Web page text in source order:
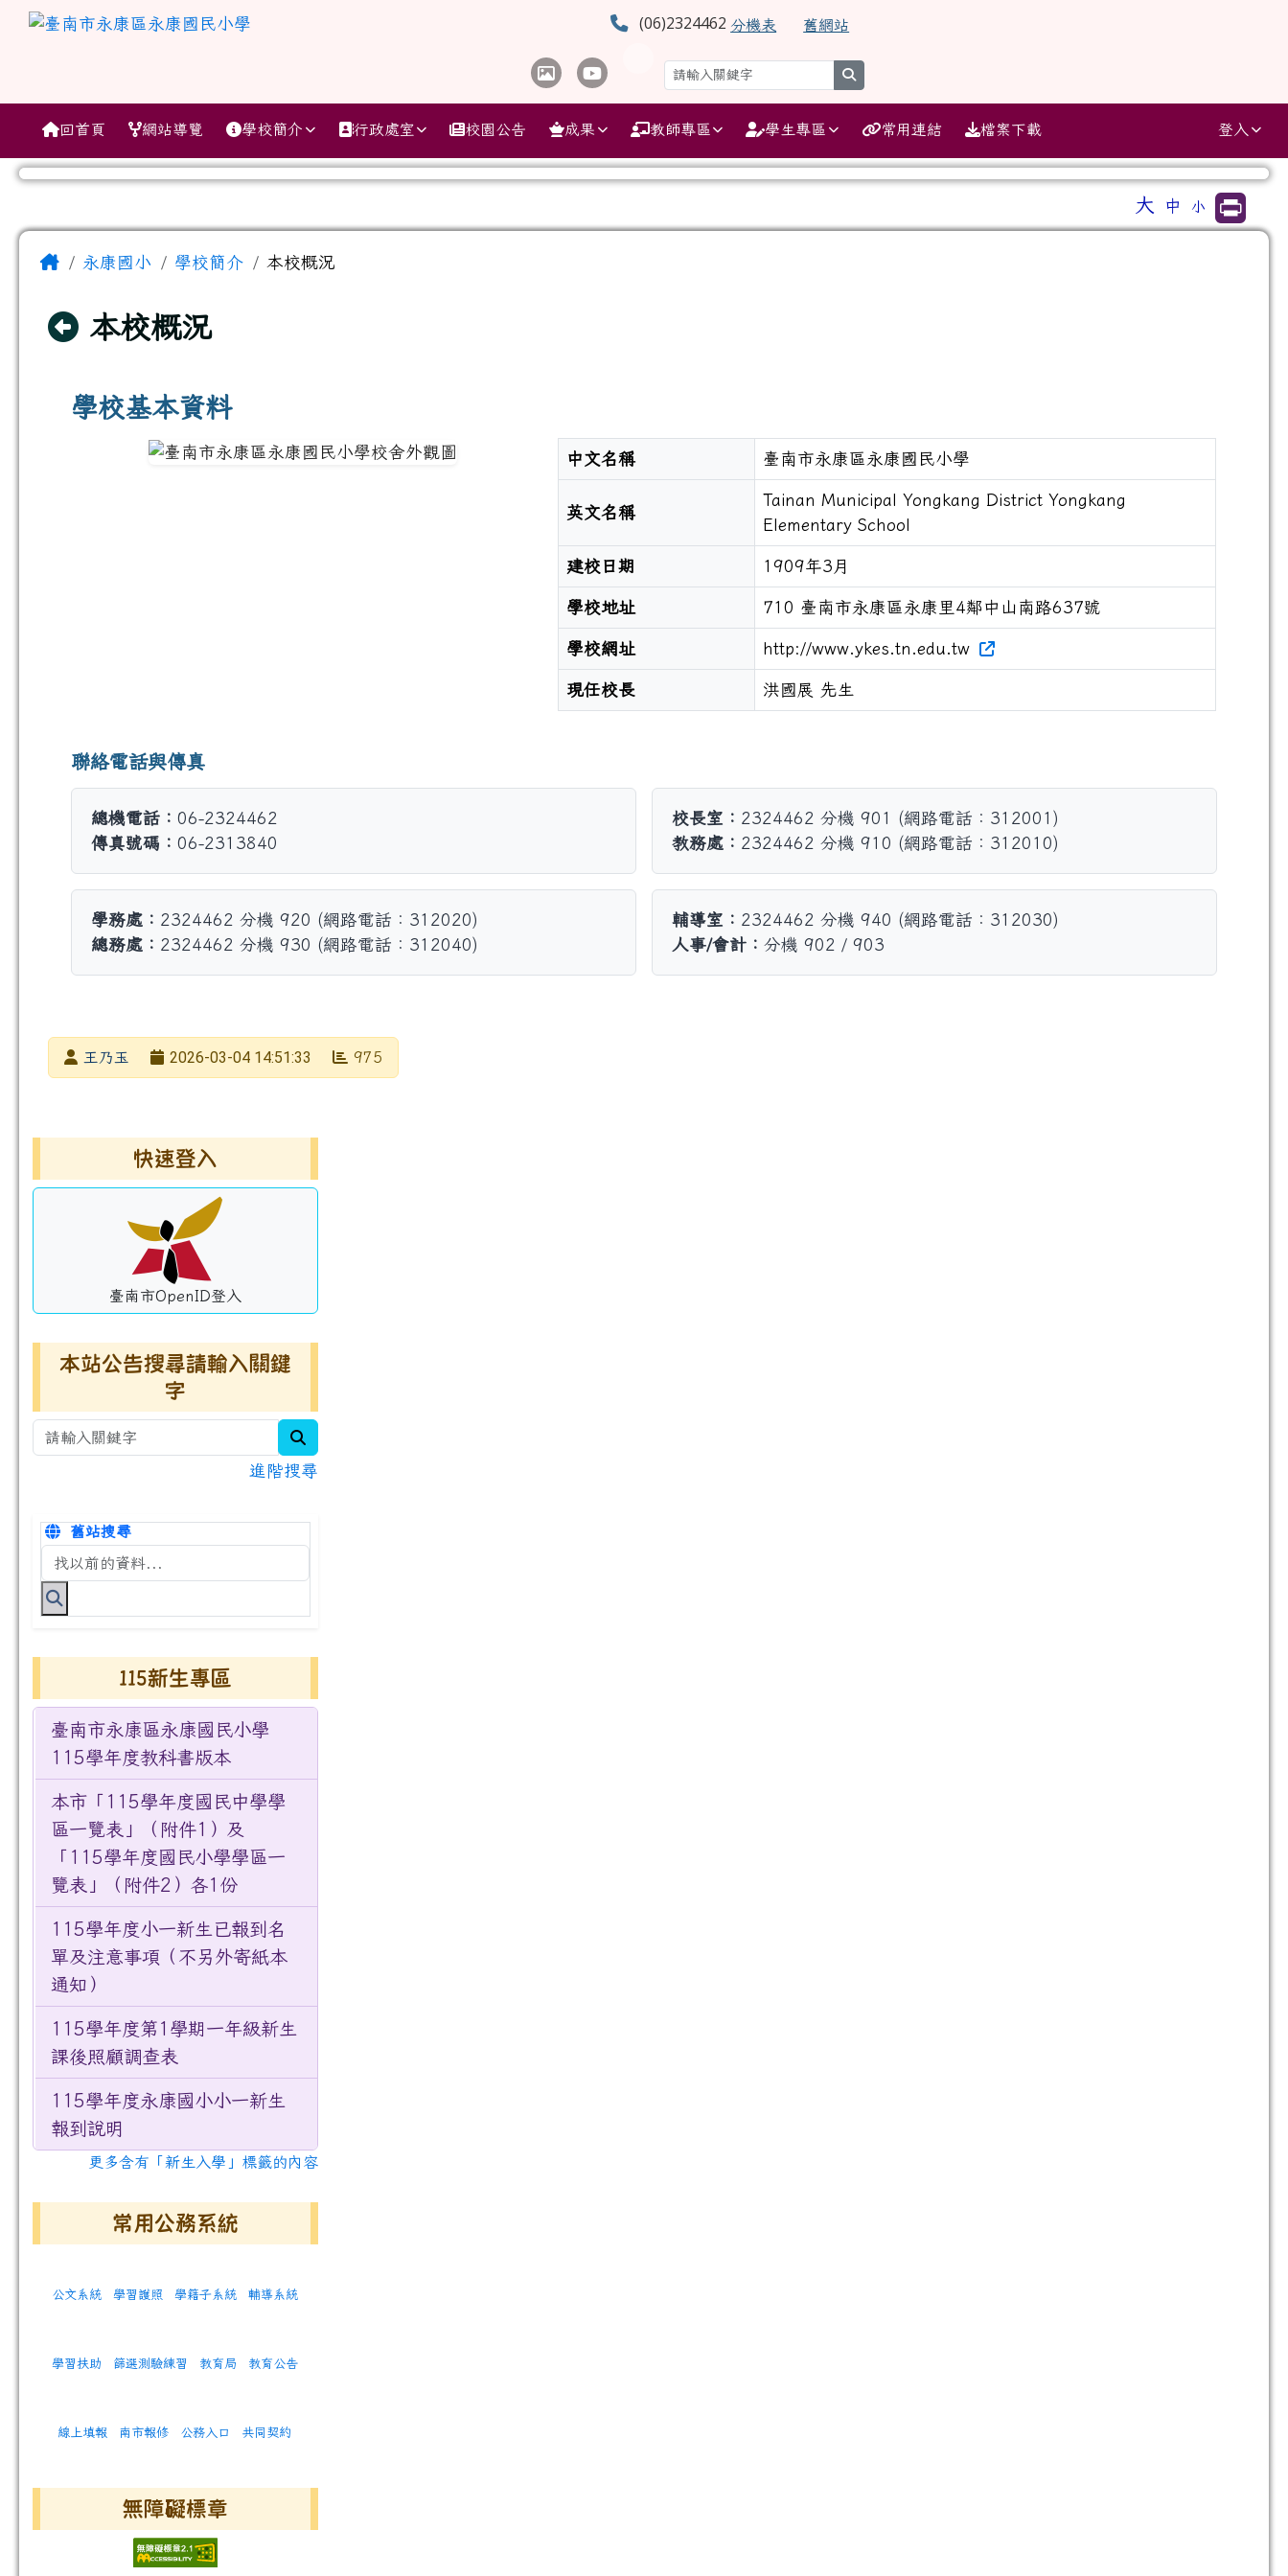
跳至主內容區
臺南市永康區永康國民小學 (06)2324462 分機表 舊網站
導覽列
回首頁 網站導覽 學校簡介 行政處室 校園公告 成果 教師專區 學生專區 常用連結 檔案下載 登入
⏸
大 中 小
主內容區域
Home永康國小 學校簡介 本校概況
回上頁
本校概況
學校基本資料
中文名稱 臺南市永康區永康國民小學
英文名稱
Tainan Municipal Yongkang District Yongkang
Elementary School
建校日期 1909年3月
學校地址 710 臺南市永康區永康里4鄰中山南路637號
學校網址 http://www.ykes.tn.edu.tw
現任校長 洪國展 先生
聯絡電話與傳真
總機電話：06-2324462
傳真號碼：06-2313840
校長室： 2324462 分機 901 (網路電話：312001)
教務處： 2324462 分機 910 (網路電話：312010)
學務處： 2324462 分機 920 (網路電話：312020)
總務處： 2324462 分機 930 (網路電話：312040)
輔導室： 2324462 分機 940 (網路電話：312030)
人事/會計： 分機 902 / 903
發布者王乃玉
2026-03-04 14:51:33 975
左邊區域內容
快速登入
臺南市OpenID登入
本站公告搜尋請輸入關鍵
字
進階搜尋
舊站搜尋
搜尋台南市永康國小全球資訊網關鍵字
115新生專區
臺南市永康區永康國民小學
115學年度教科書版本
本市「115學年度國民中學學
區一覽表」（附件1）及
「115學年度國民小學學區一
覽表」（附件2）各1份
115學年度小一新生已報到名
單及注意事項（不另外寄紙本
通知）
115學年度第1學期一年級新生
課後照顧調查表
115學年度永康國小小一新生
報到說明
更多含有「新生入學」標籤的內容
常用公務系統
公文系統 學習護照 學籍子系統 輔導系統
學習扶助 篩選測驗練習 教育局 教育公告
線上填報 南市報修 公務入口 共同契約
無障礙標章
頁尾區域